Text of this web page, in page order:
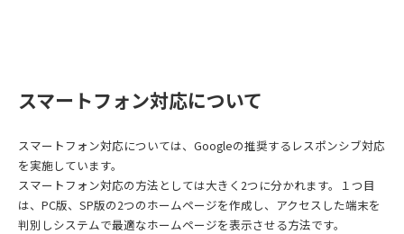
スマートフォン対応について
スマートフォン対応については、Googleの推奨するレスポンシブ対応
を実施しています。
スマートフォン対応の方法としては大きく2つに分かれます。１つ目
は、PC版、SP版の2つのホームページを作成し、アクセスした端末を
判別しシステムで最適なホームページを表示させる方法です。